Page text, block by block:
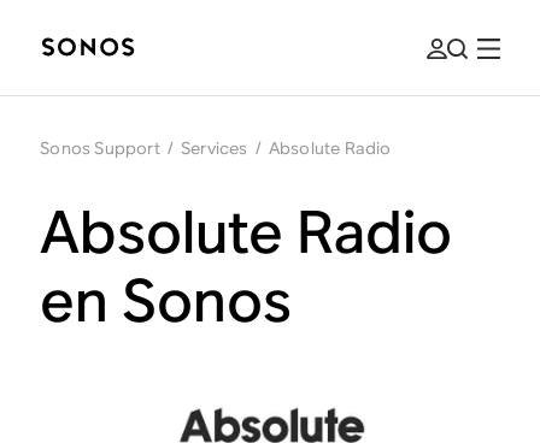
Sonos Support / Services / Absolute Radio
Absolute Radio
en Sonos